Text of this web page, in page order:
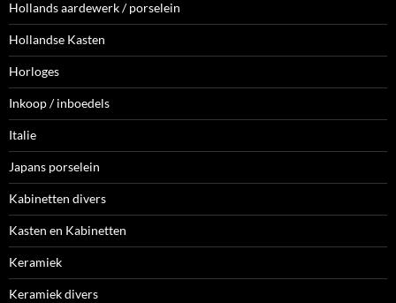
Hollands aardewerk / porselein
Hollandse Kasten
Horloges
Inkoop / inboedels
Italie
Japans porselein
Kabinetten divers
Kasten en Kabinetten
Keramiek
Keramiek divers